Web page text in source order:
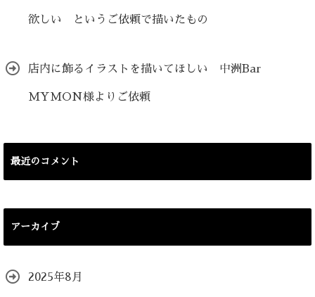
欲しい というご依頼で描いたもの
店内に飾るイラストを描いてほしい 中洲Bar
MYMON様よりご依頼
最近のコメント
アーカイブ
2025年8月